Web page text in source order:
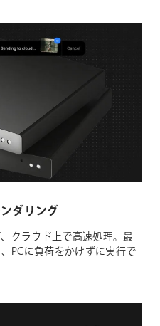
ダリング
クラウド上で高速処理。最
PCに負荷をかけずに実行で